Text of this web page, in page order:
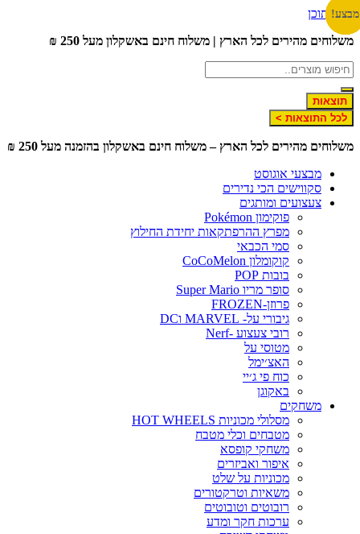
לתוכן
מהירים לכל הארץ | משלוח חינם באשקלון מעל 250 ₪
תוצאות
לכל התוצאות >
מהירים לכל הארץ – משלוח חינם באשקלון בהזמנה מעל 250 ₪
מבצעי אוגוסט
סקווישים הכי נדירים
צעצועים ומותגים
פוקימון Pokémon
מפרץ ההרפתקאות יחידת החילוץ
סמי הכבאי
קוקומלון CoCoMelon
בובות POP
סופר מריו Super Mario
פרוזן-FROZEN
גיבורי על- MARVEL וDC
רובי צעצוע -Nerf
מטוסי על
האצ׳ימל
כוח פי ג׳יי
באקוגן
משחקים
מסלולי מכוניות HOT WHEELS
מטבחים וכלי מטבח
משחקי קופסא
איפור ואביזרים
מכוניות על שלט
משאיות וטרקטורים
רובוטים וטובוטים
ערכות חקר ומדע